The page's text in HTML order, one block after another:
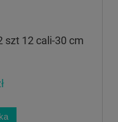
szt 12 cali-30 cm